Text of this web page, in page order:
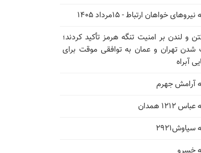
خواهان ارتباط - ۱۵مرداد ۱۴۰۵
و لندن بر امنیت تنگه هرمز تأکید کردند؛
شدن تهران و عمان به توافقی موقت برای
آبراه
آرامش جهرم
۱۲۱۲ همدان
سیاوش۲۹۲۱